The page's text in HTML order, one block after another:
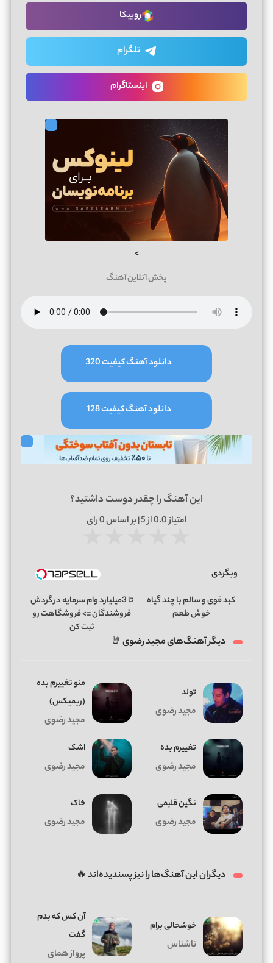
روبیکا
تلگرام
اینستاگرام
>
پخش آنلاین آهنگ
دانلود آهنگ کیفیت 320
دانلود آهنگ کیفیت 128
این آهنگ را چقدر دوست داشتید؟
امتیاز0.0از 5 | بر اساس 0رای
وبگردی
کبد قوی و سالم با چند گیاه
خوش طعم
تا 3میلیارد وام سرمایه در گردش
فروشندگان => فروشگاهت رو
ثبت کن
دیگر آهنگ‌های مجید رضوی 🤘
تولد
مجید رضوی
منو تغییرم بده
(ریمیکس)
مجید رضوی
تغییرم بده
مجید رضوی
اشک
مجید رضوی
نگین قلبمی
مجید رضوی
خاک
مجید رضوی
دیگران این آهنگ‌ها را نیز پسندیده‌اند 🔥
خوشحالی برام
ناشناس
آن کس که بدم
گفت
پرواز همای